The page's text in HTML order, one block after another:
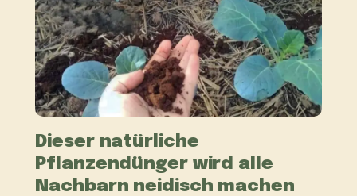
Dieser natürliche
Pflanzendünger wird alle
Nachbarn neidisch machen